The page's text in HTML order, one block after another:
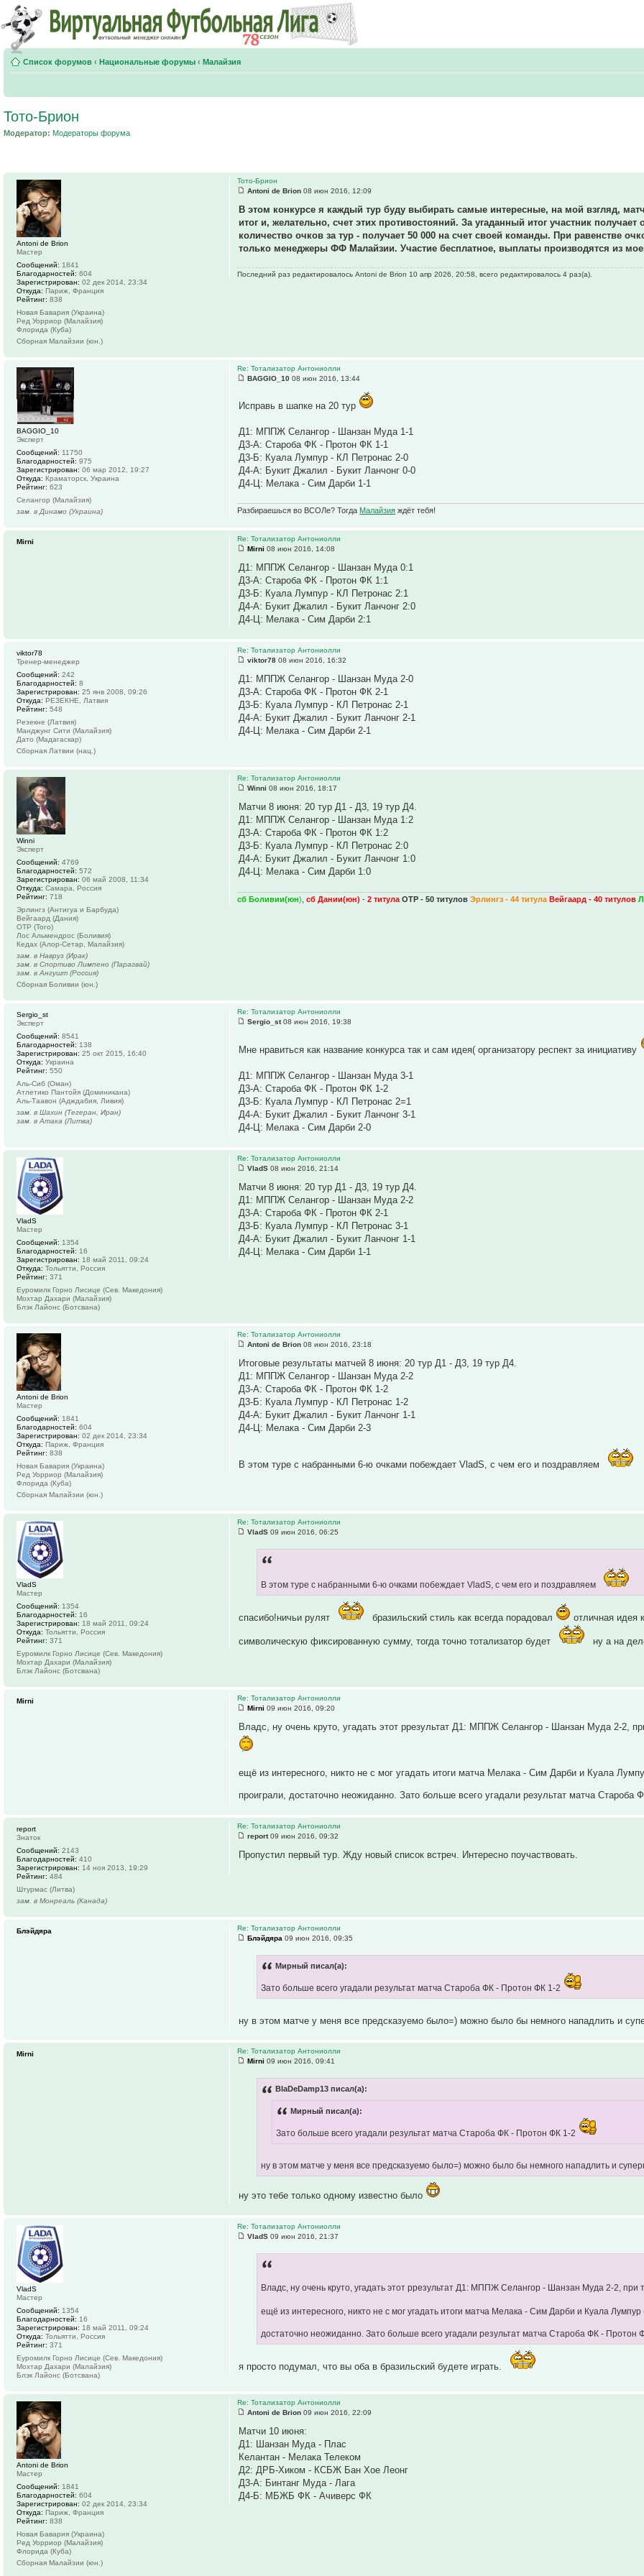
Список форумов ‹ Национальные форумы ‹ Малайзия
Тото-Брион
Модератор: Модераторы форума
Тото-Брион
Antoni de Brion 08 июн 2016, 12:09
В этом конкурсе я каждый тур буду выбирать самые интересные, на мой взгляд,
итог и, желательно, счет этих противостояний. За угаданный итог участник
количество очков за тур - получает 50 000 на счет своей команды. При равенстве
только менеджеры ФФ Малайзии. Участие бесплатное, выплаты производятся из
Последний раз редактировалось Antoni de Brion 10 апр 2026, 20:58, всего редактировалось 4 раз(а).
Antoni de Brion
Мастер
Сообщений: 1841
Благодарностей: 604
Зарегистрирован: 02 дек 2014, 23:34
Откуда: Париж, Франция
Рейтинг: 838
Новая Бавария (Украина)
Ред Уорриор (Малайзия)
Флорида (Куба)
Сборная Малайзии (юн.)
Re: Тотализатор Антониолли
BAGGIO_10 08 июн 2016, 13:44
Исправь в шапке на 20 тур
Д1: МППЖ Селангор - Шанзан Муда 1-1
Д3-А: Староба ФК - Протон ФК 1-1
Д3-Б: Куала Лумпур - КЛ Петронас 2-0
Д4-А: Букит Джалил - Букит Ланчонг 0-0
Д4-Ц: Мелака - Сим Дарби 1-1
Разбираешься во ВСОЛе? Тогда Малайзия ждёт тебя!
BAGGIO_10
Эксперт
Сообщений: 11750
Благодарностей: 975
Зарегистрирован: 06 мар 2012, 19:27
Откуда: Краматорск, Украина
Рейтинг: 623
Селангор (Малайзия)
зам. в Динамо (Украина)
Re: Тотализатор Антониолли
Mirni 08 июн 2016, 14:08
Д1: МППЖ Селангор - Шанзан Муда 0:1
Д3-А: Староба ФК - Протон ФК 1:1
Д3-Б: Куала Лумпур - КЛ Петронас 2:1
Д4-А: Букит Джалил - Букит Ланчонг 2:0
Д4-Ц: Мелака - Сим Дарби 2:1
Mirni
Re: Тотализатор Антониолли
viktor78 08 июн 2016, 16:32
Д1: МППЖ Селангор - Шанзан Муда 2-0
Д3-А: Староба ФК - Протон ФК 2-1
Д3-Б: Куала Лумпур - КЛ Петронас 2-1
Д4-А: Букит Джалил - Букит Ланчонг 2-1
Д4-Ц: Мелака - Сим Дарби 2-1
viktor78
Тренер-менеджер
Сообщений: 242
Благодарностей: 8
Зарегистрирован: 25 янв 2008, 09:26
Откуда: РЕЗЕКНЕ, Латвия
Рейтинг: 548
Резекне (Латвия)
Манджунг Сити (Малайзия)
Дато (Мадагаскар)
Сборная Латвии (нац.)
Re: Тотализатор Антониолли
Winni 08 июн 2016, 18:17
Матчи 8 июня: 20 тур Д1 - Д3, 19 тур Д4.
Д1: МППЖ Селангор - Шанзан Муда 1:2
Д3-А: Староба ФК - Протон ФК 1:2
Д3-Б: Куала Лумпур - КЛ Петронас 2:0
Д4-А: Букит Джалил - Букит Ланчонг 1:0
Д4-Ц: Мелака - Сим Дарби 1:0
сб Боливии(юн) ,сб Дании(юн) -2 титула ОТР - 50 титуловЭрлингз - 44 титулаВейгаард - 40 титулов
Winni
Эксперт
Сообщений: 4769
Благодарностей: 572
Зарегистрирован: 06 май 2008, 11:34
Откуда: Самара, Россия
Рейтинг: 718
Эрлингз (Антигуа и Барбуда)
Вейгаард (Дания)
ОТР (Того)
Лос Альмендрос (Боливия)
Кедах (Алор-Сетар, Малайзия)
зам. в Навруз (Ирак)
зам. в Спортиво Лимпено (Парагвай)
зам. в Ангушт (Россия)
Сборная Боливии (юн.)
Re: Тотализатор Антониолли
Sergio_st08 июн 2016, 19:38
Мне нравиться как название конкурса так и сам идея( организатору респект за инициативу
Д1: МППЖ Селангор - Шанзан Муда 3-1
Д3-А: Староба ФК - Протон ФК 1-2
Д3-Б: Куала Лумпур - КЛ Петронас 2=1
Д4-А: Букит Джалил - Букит Ланчонг 3-1
Д4-Ц: Мелака - Сим Дарби 2-0
Sergio_st
Эксперт
Сообщений: 8541
Благодарностей: 138
Зарегистрирован: 25 окт 2015, 16:40
Откуда: Украина
Рейтинг: 550
Аль-Сиб (Оман)
Атлетико Пантойя (Доминикана)
Аль-Таавон (Адждабия, Ливия)
зам. в Шахин (Тегеран, Иран)
зам. в Атака (Литва)
Re: Тотализатор Антониолли
VladS 08 июн 2016, 21:14
Матчи 8 июня: 20 тур Д1 - Д3, 19 тур Д4.
Д1: МППЖ Селангор - Шанзан Муда 2-2
Д3-А: Староба ФК - Протон ФК 2-1
Д3-Б: Куала Лумпур - КЛ Петронас 3-1
Д4-А: Букит Джалил - Букит Ланчонг 1-1
Д4-Ц: Мелака - Сим Дарби 1-1
VladS
Мастер
Сообщений: 1354
Благодарностей: 16
Зарегистрирован: 18 май 2011, 09:24
Откуда: Тольятти, Россия
Рейтинг: 371
Еуромилк Горно Лисице (Сев. Македония)
Мохтар Дахари (Малайзия)
Блэк Лайонс (Ботсвана)
Re: Тотализатор Антониолли
Antoni de Brion 08 июн 2016, 23:18
Итоговые результаты матчей 8 июня: 20 тур Д1 - Д3, 19 тур Д4.
Д1: МППЖ Селангор - Шанзан Муда 2-2
Д3-А: Староба ФК - Протон ФК 1-2
Д3-Б: Куала Лумпур - КЛ Петронас 1-2
Д4-А: Букит Джалил - Букит Ланчонг 1-1
Д4-Ц: Мелака - Сим Дарби 2-3
В этом туре с набранными 6-ю очками побеждает VladS, с чем его и поздравляем
Antoni de Brion
Мастер
Сообщений: 1841
Благодарностей: 604
Зарегистрирован: 02 дек 2014, 23:34
Откуда: Париж, Франция
Рейтинг: 838
Новая Бавария (Украина)
Ред Уорриор (Малайзия)
Флорида (Куба)
Сборная Малайзии (юн.)
Re: Тотализатор Антониолли
VladS 09 июн 2016, 06:25
В этом туре с набранными 6-ю очками побеждает VladS, с чем его и поздравляем
спасибо!ничьи рулят бразильский стиль как всегда порадовал отличная идея
символическую фиксированную сумму, тогда точно тотализатор будет ну а на
VladS
Мастер
Сообщений: 1354
Благодарностей: 16
Зарегистрирован: 18 май 2011, 09:24
Откуда: Тольятти, Россия
Рейтинг: 371
Еуромилк Горно Лисице (Сев. Македония)
Мохтар Дахари (Малайзия)
Блэк Лайонс (Ботсвана)
Re: Тотализатор Антониолли
Mirni 09 июн 2016, 09:20
Владс, ну очень круто, угадать этот ррезультат Д1: МППЖ Селангор - Шанзан Муда 2-2,
ещё из интересного, никто не с мог угадать итоги матча Мелака - Сим Дарби и Куала
проиграли, достаточно неожиданно. Зато больше всего угадали результат матча
Mirni
Re: Тотализатор Антониолли
report09 июн 2016, 09:32
Пропустил первый тур. Жду новый список встреч. Интересно поучаствовать.
report
Знаток
Сообщений: 2143
Благодарностей: 410
Зарегистрирован: 14 ноя 2013, 19:29
Рейтинг: 484
Штурмас (Литва)
зам. в Монреаль (Канада)
Re: Тотализатор Антониолли
Блэйдяра 09 июн 2016, 09:35
Мирный писал(а):
Зато больше всего угадали результат матча Староба ФК - Протон ФК 1-2
ну в этом матче у меня все предсказуемо было=) можно было бы немного нападлить и
Блэйдяра
Re: Тотализатор Антониолли
Mirni 09 июн 2016, 09:41
BlaDeDamp13 писал(а):
Мирный писал(а):
Зато больше всего угадали результат матча Староба ФК - Протон ФК 1-2
ну в этом матче у меня все предсказуемо было=) можно было бы немного нападлить и
ну это тебе только одному известно было
Mirni
Re: Тотализатор Антониолли
VladS 09 июн 2016, 21:37
Владс, ну очень круто, угадать этот ррезультат Д1: МППЖ Селангор - Шанзан Муда 2-2,
ещё из интересного, никто не с мог угадать итоги матча Мелака - Сим Дарби и Куала
достаточно неожиданно. Зато больше всего угадали результат матча Староба ФК - Протон
я просто подумал, что вы оба в бразильский будете играть.
VladS
Мастер
Сообщений: 1354
Благодарностей: 16
Зарегистрирован: 18 май 2011, 09:24
Откуда: Тольятти, Россия
Рейтинг: 371
Еуромилк Горно Лисице (Сев. Македония)
Мохтар Дахари (Малайзия)
Блэк Лайонс (Ботсвана)
Re: Тотализатор Антониолли
Antoni de Brion 09 июн 2016, 22:09
Матчи 10 июня:
Д1: Шанзан Муда - Плас
Келантан - Мелака Телеком
Д2: ДРБ-Хиком - КСБЖ Бан Хое Леонг
Д3-А: Бинтанг Муда - Лага
Д4-Б: МБЖБ ФК - Ачиверс ФК
Antoni de Brion
Мастер
Сообщений: 1841
Благодарностей: 604
Зарегистрирован: 02 дек 2014, 23:34
Откуда: Париж, Франция
Рейтинг: 838
Новая Бавария (Украина)
Ред Уорриор (Малайзия)
Флорида (Куба)
Сборная Малайзии (юн.)